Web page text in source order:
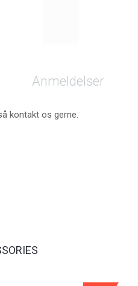
Anmeldelser
kontakt os gerne.